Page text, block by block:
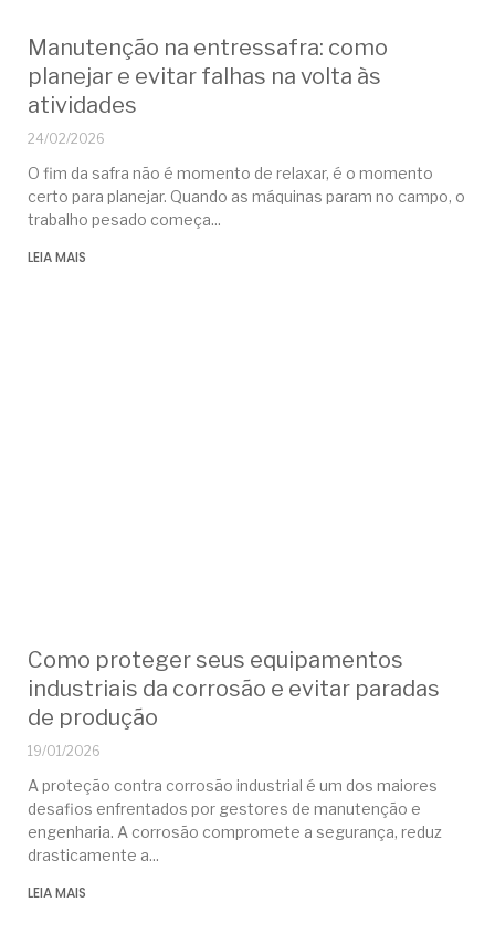
Manutenção na entressafra: como
planejar e evitar falhas na volta às
atividades
24/02/2026
O fim da safra não é momento de relaxar, é o momento
certo para planejar. Quando as máquinas param no campo, o
trabalho pesado começa
LEIA MAIS
Como proteger seus equipamentos
industriais da corrosão e evitar paradas
de produção
19/01/2026
A proteção contra corrosão industrial é um dos maiores
desafios enfrentados por gestores de manutenção e
engenharia. A corrosão compromete a segurança, reduz
drasticamente a
LEIA MAIS